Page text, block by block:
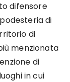
difensore
di
di
menzionata
di
in cui